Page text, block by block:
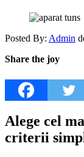
Posted By: Admin
Share the joy
Alege cel
criterii